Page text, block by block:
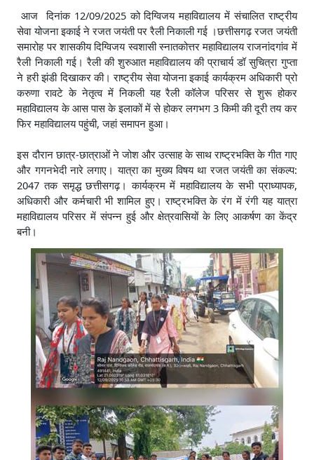
आज दिनांक 12/09/2025 को दिग्विजय महाविद्यालय में संचालित राष्ट्रीय
सेवा योजना इकाई ने रजत जयंती पर रैली निकाली गई ।छत्तीसगढ़ रजत जयंती
समारोह पर शासकीय दिग्विजय स्वशासी स्नातकोत्तर महाविद्यालय राजनांदगांव में
रैली निकाली गई। रैली की शुरुआत महाविद्यालय की प्राचार्य डॉ सुचित्रा गुप्ता
ने हरी झंडी दिखाकर की। राष्ट्रीय सेवा योजना इकाई कार्यक्रम अधिकारी प्रो
करुणा रावटे के नेतृत्व में निकली यह रैली कॉलेज परिसर से शुरू होकर
महाविद्यालय के आस पास के इलाकों में से होकर लगभग 3 किमी की दूरी तय कर
फिर महाविद्यालय पहुंची, जहां समापन हुआ।
इस दौरान छात्र-छात्राओं ने जोश और उत्साह के साथ राष्ट्रभक्ति के गीत गाए
और गगनभेदी नारे लगाए। यात्रा का मुख्य विषय था रजत जयंती का संकल्प:
2047 तक समृद्ध छत्तीसगढ़। कार्यक्रम में महाविद्यालय के सभी प्राध्यापक,
अधिकारी और कर्मचारी भी शामिल हुए। राष्ट्रभक्ति के रंग में रंगी यह यात्रा
महाविद्यालय परिसर में संपन्न हुई और क्षेत्रवासियों के लिए आकर्षण का केंद्र
बनी।